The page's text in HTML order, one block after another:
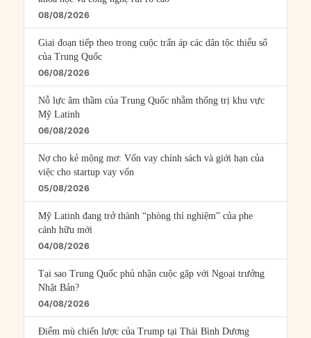
08/08/2026
Giai đoạn tiếp theo trong cuộc trấn áp các dân tộc thiểu số
của Trung Quốc
06/08/2026
Nỗ lực âm thầm của Trung Quốc nhằm thống trị khu vực
Mỹ Latinh
06/08/2026
Nợ cho kẻ mộng mơ: Vốn vay chính sách và giới hạn của
việc cho startup vay vốn
05/08/2026
Mỹ Latinh đang trở thành “phòng thí nghiệm” của phe
cánh hữu mới
04/08/2026
Tại sao Trung Quốc phủ nhận cuộc gặp với Ngoại trưởng
Nhật Bản?
04/08/2026
Điểm mù chiến lược của Trump tại Thái Bình Dương